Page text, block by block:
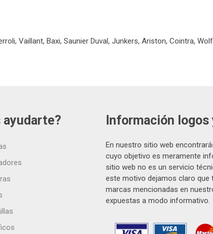
Vaillant, Baxi, Saunier Duval, Junkers, Ariston, Cointra,
ayudarte? Información logos
En nuestro sitio web
cuyo objetivo es meramente
sitio web no es un servicio
este motivo dejamos claro
marcas mencionadas en
expuestas a modo informativo.